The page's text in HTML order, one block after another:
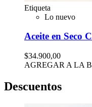
Etiqueta
Lo nuevo
Aceite en Seco
$34.900,00
AGREGAR A LA
Descuentos